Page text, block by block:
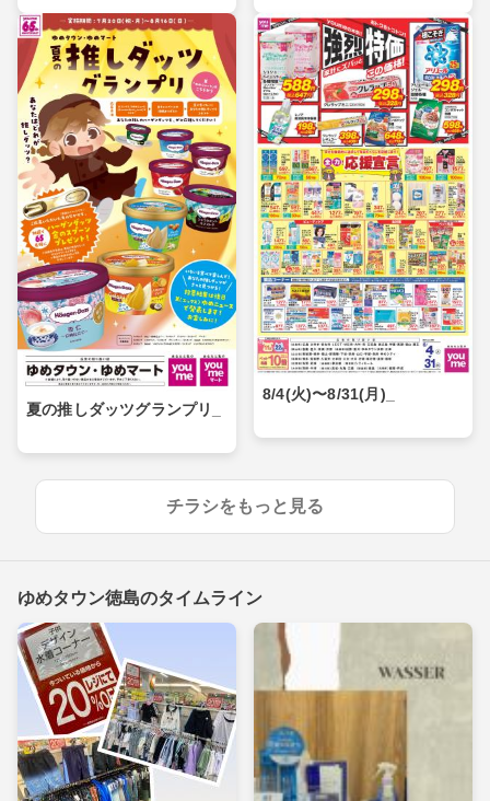
夏の推しダッツグランプリ_
8/4(火)〜8/31(月)_
チラシをもっと見る
ゆめタウン徳島のタイムライン